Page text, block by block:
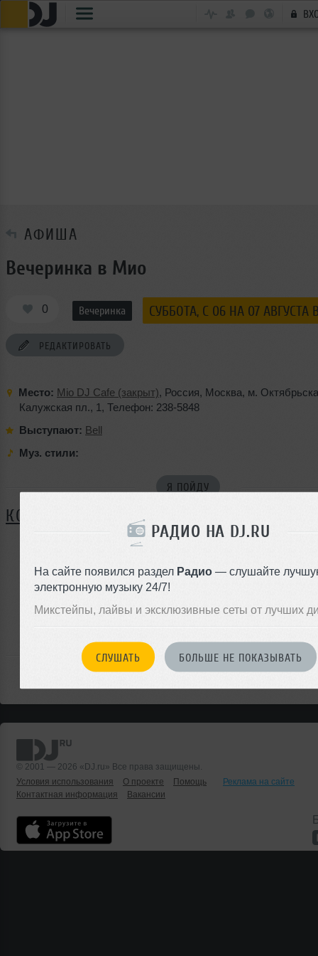
РАДИО НА DJ.RU
На сайте появился раздел Радио — слушайте
электронную музыку 24/7!
Микстейпы, лайвы и эксклюзивные сеты от лучших
СЛУШАТЬ БОЛЬШЕ НЕ ПОКАЗЫВАТЬ
АФИША
Вечеринка в Мио
0 Вечеринка СУББОТА, C 06 НА 07 АВГУСТА
РЕДАКТИРОВАТЬ
Место: Mio DJ Cafe (закрыт), Россия, Москва, м.
Калужская пл., 1 , Телефон: 238-5848
Выступают: Bell
Муз. стили:
Я ПОЙДУ
КОММЕНТАРИИ
ЗАРЕГИСТРИРУЙТЕСЬ
войдите на сайт
© 2001 — 2026 «DJ.ru» Все права защищены.
Условия использования
О проекте Помощь
Реклама на сайте
Контактная информация
Вакансии